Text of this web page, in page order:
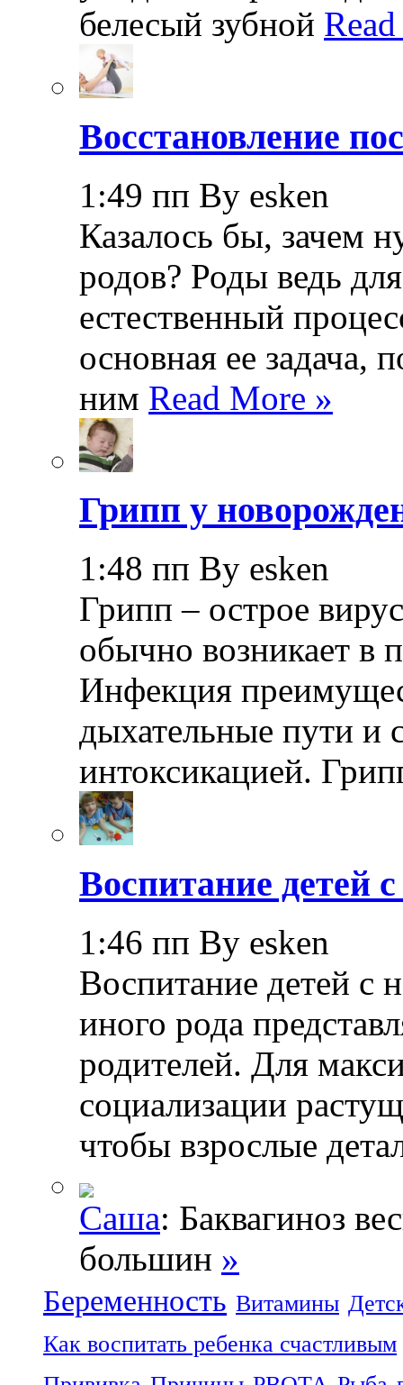
белесый зубной
Восстановление
1:49 пп By esken
Казалось бы, зачем
родов? Роды ведь
естественный
основная ее задача,
ним Read More »
Грипп у
1:48 пп By esken
Грипп – острое
обычно возникает в
Инфекция
дыхательные пути и
интоксикацией.
Воспитание детей
1:46 пп By esken
Воспитание детей с
иного рода
родителей. Для
социализации
чтобы взрослые
Саша: Баквагиноз
большин »
Беременность Витамины
Как воспитать ребенка счастливым